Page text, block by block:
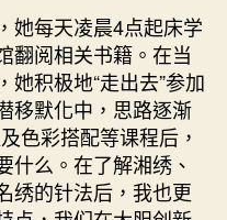
她每天凌晨4点起床学
翻阅相关书籍。在当
积极地“走出去”参加
移默化中，思路逐渐
色彩搭配等课程后，
什么。在了解湘绣、
绣的针法后，我也更